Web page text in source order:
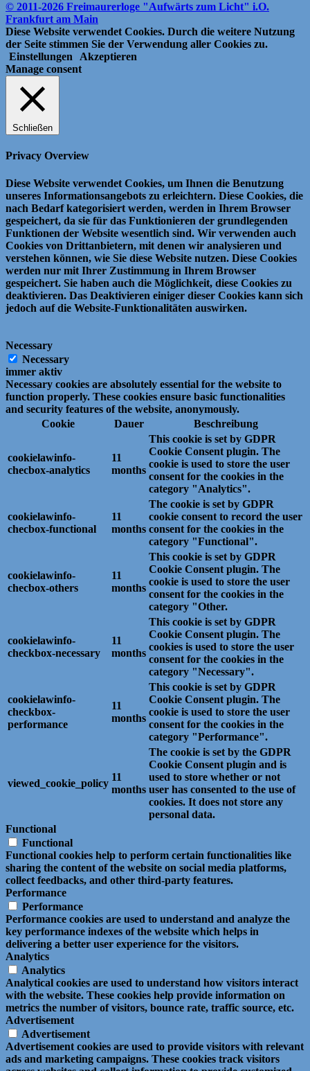
© 2011-2026 Freimaurerloge "Aufwärts zum Licht" i.O.
Frankfurt am Main
Diese Website verwendet Cookies. Durch die weitere Nutzung
der Seite stimmen Sie der Verwendung aller Cookies zu.
Einstellungen
Akzeptieren
Manage consent
Schließen
Privacy Overview
Diese Website verwendet Cookies, um Ihnen die Benutzung
unseres Informationsangebots zu erleichtern. Diese Cookies, die
nach Bedarf kategorisiert werden, werden in Ihrem Browser
gespeichert, da sie für das Funktionieren der grundlegenden
Funktionen der Website wesentlich sind. Wir verwenden auch
Cookies von Drittanbietern, mit denen wir analysieren und
verstehen können, wie Sie diese Website nutzen. Diese Cookies
werden nur mit Ihrer Zustimmung in Ihrem Browser
gespeichert. Sie haben auch die Möglichkeit, diese Cookies zu
deaktivieren. Das Deaktivieren einiger dieser Cookies kann sich
jedoch auf die Website-Funktionalitäten auswirken.
Necessary
Necessary
immer aktiv
Necessary cookies are absolutely essential for the website to
function properly. These cookies ensure basic functionalities
and security features of the website, anonymously.
Cookie
Dauer Beschreibung
cookielawinfo-
checbox-analytics
11
months
This cookie is set by GDPR
Cookie Consent plugin. The
cookie is used to store the user
consent for the cookies in the
category "Analytics".
cookielawinfo-
checbox-functional
11
months
The cookie is set by GDPR
cookie consent to record the user
consent for the cookies in the
category "Functional".
cookielawinfo-
checbox-others
11
months
This cookie is set by GDPR
Cookie Consent plugin. The
cookie is used to store the user
consent for the cookies in the
category "Other.
cookielawinfo-
checkbox-necessary
11
months
This cookie is set by GDPR
Cookie Consent plugin. The
cookies is used to store the user
consent for the cookies in the
category "Necessary".
cookielawinfo-
checkbox-
performance
11
months
This cookie is set by GDPR
Cookie Consent plugin. The
cookie is used to store the user
consent for the cookies in the
category "Performance".
viewed_cookie_policy
11
months
The cookie is set by the GDPR
Cookie Consent plugin and is
used to store whether or not
user has consented to the use of
cookies. It does not store any
personal data.
Functional
Functional
Functional cookies help to perform certain functionalities like
sharing the content of the website on social media platforms,
collect feedbacks, and other third-party features.
Performance
Performance
Performance cookies are used to understand and analyze the
key performance indexes of the website which helps in
delivering a better user experience for the visitors.
Analytics
Analytics
Analytical cookies are used to understand how visitors interact
with the website. These cookies help provide information on
metrics the number of visitors, bounce rate, traffic source, etc.
Advertisement
Advertisement
Advertisement cookies are used to provide visitors with relevant
ads and marketing campaigns. These cookies track visitors